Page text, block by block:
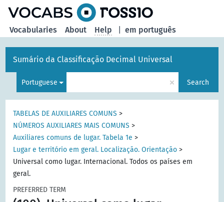
em português
Vocabularies About Help
Sumário da Classificação Decimal Universal
Portuguese × Search
TABELAS DE AUXILIARES COMUNS >
NÚMEROS AUXILIARES MAIS COMUNS >
Auxiliares comuns de lugar. Tabela 1e >
Lugar e território em geral. Localização. Orientação >
Universal como lugar. Internacional. Todos os países em
geral.
PREFERRED TERM